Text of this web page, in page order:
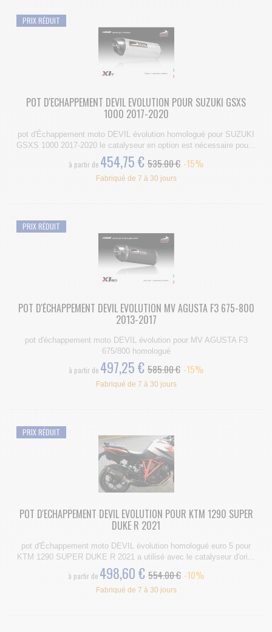
PRIX RÉDUIT
POT D'ECHAPPEMENT DEVIL EVOLUTION POUR SUZUKI GSXS
1000 2017-2020
pot d'Échappement moto DEVIL évolution homologué pour SUZUKI
GSXS 1000 2017-2020 le catalyseur en option est nécessaire pou...
à partir de 454,75 € 535.00 € -15%
Fabriqué de 7 à 30 jours
PRIX RÉDUIT
POT D'ÉCHAPPEMENT DEVIL EVOLUTION MV AGUSTA F3 675-800
2013-2017
pot d'échappement moto DEVIL évolution pour MV AGUSTA F3
675/800 homologué
à partir de 497,25 € 585.00 € -15%
Fabriqué de 7 à 30 jours
PRIX RÉDUIT
POT D'ECHAPPEMENT DEVIL EVOLUTION POUR KTM 1290 SUPER
DUKE R 2021
pot d'Échappement moto DEVIL évolution homologué euro 5 pour
KTM 1290 SUPER DUKE R 2021 a utilisé avec le catalyseur d'ori...
à partir de 498,60 € 554.00 € -10%
Fabriqué de 7 à 30 jours